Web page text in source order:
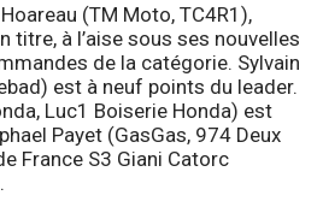
(TM Moto, TC4R1),
titre, à l’aise sous ses nouvelles
de la catégorie. Sylvain
est à neuf points du leader.
Luc1 Boiserie Honda) est
Payet (GasGas, 974 Deux
France S3 Giani Catorc